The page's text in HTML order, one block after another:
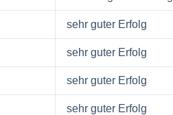
sehr guter Erfolg
sehr guter Erfolg
sehr guter Erfolg
sehr guter Erfolg